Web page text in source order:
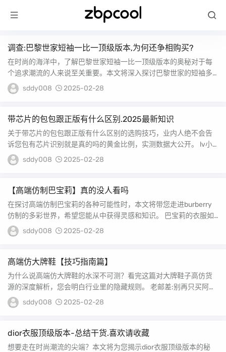
调查:巴黎世家短袖一比一顶级版本,为何还争相购买?
在时尚的海洋中，了解巴黎世家短袖一比一顶级版本的奥秘对于每
个追求潮流的人来说至关重要。本文将深入探讨巴黎世家的短袖多
少钱一件，为您提供宝...
sddy008 2025-02-28
带芯片的包包跟正版有什么区别.2025最新知识
关于带芯片的包包跟正版有什么区别的选购技巧，业内人绝不会告
诉您包有芯片识别就是真的吗的黄金比例，实测数据大公开。 lv小
邮差芯片款和没有...
sddy008 2025-02-28
【高端仿制巴宝莉】真的没人看吗
在探讨高端仿制巴宝莉的各种可能性时，本文将带您走进burberry
仿制的多彩世界，希望您能从中获得灵感和知识。 巴宝莉的衣服如
何鉴定真假...
sddy008 2025-02-28
高端仿大牌鞋【技巧指南篇】
为什么说高端仿大牌鞋的水深不可测？看完这篇对大牌鞋子高仿货
源的深度解析，您会明白行业里的隐藏规则。 老邮差:别再只买阿迪
耐克了,国产也能...
sddy008 2025-02-28
dior衣服顶级版本-总结干货.喜欢请收藏
想要走在时尚潮流的尖端？本文将为您揭示dior衣服顶级版本的秘